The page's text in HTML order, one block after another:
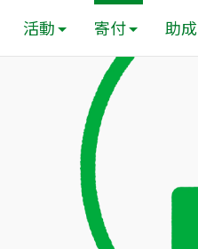
活動 寄付 助成